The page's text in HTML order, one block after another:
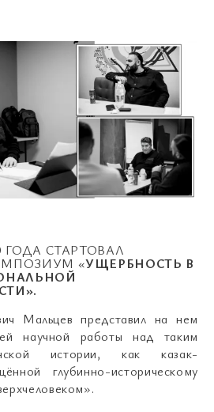
ГОДА СТАРТОВАЛ
«УЩЕРБНОСТЬ В
Мальцев представил на нем
научной работы над таким
истории, как казак-
глубинно-историческому